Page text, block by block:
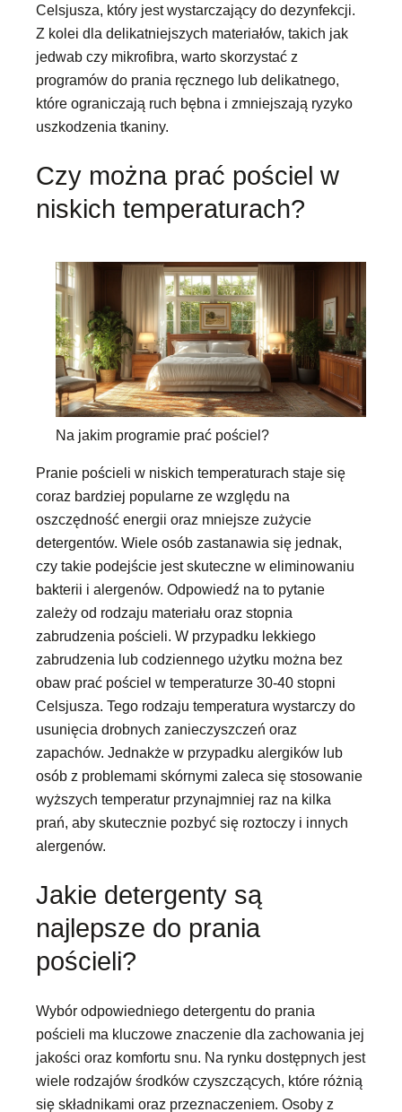
Celsjusza, który jest wystarczający do dezynfekcji.
Z kolei dla delikatniejszych materiałów, takich jak
jedwab czy mikrofibra, warto skorzystać z
programów do prania ręcznego lub delikatnego,
które ograniczają ruch bębna i zmniejszają ryzyko
uszkodzenia tkaniny.
Czy można prać pościel w
niskich temperaturach?
Na jakim programie prać pościel?
Pranie pościeli w niskich temperaturach staje się
coraz bardziej popularne ze względu na
oszczędność energii oraz mniejsze zużycie
detergentów. Wiele osób zastanawia się jednak,
czy takie podejście jest skuteczne w eliminowaniu
bakterii i alergenów. Odpowiedź na to pytanie
zależy od rodzaju materiału oraz stopnia
zabrudzenia pościeli. W przypadku lekkiego
zabrudzenia lub codziennego użytku można bez
obaw prać pościel w temperaturze 30-40 stopni
Celsjusza. Tego rodzaju temperatura wystarczy do
usunięcia drobnych zanieczyszczeń oraz
zapachów. Jednakże w przypadku alergików lub
osób z problemami skórnymi zaleca się stosowanie
wyższych temperatur przynajmniej raz na kilka
prań, aby skutecznie pozbyć się roztoczy i innych
alergenów.
Jakie detergenty są
najlepsze do prania
pościeli?
Wybór odpowiedniego detergentu do prania
pościeli ma kluczowe znaczenie dla zachowania jej
jakości oraz komfortu snu. Na rynku dostępnych jest
wiele rodzajów środków czyszczących, które różnią
się składnikami oraz przeznaczeniem. Osoby z